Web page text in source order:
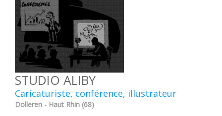
STUDIO ALIBY
Caricaturiste, conférence, illustrateur
Dolleren - Haut Rhin (68)